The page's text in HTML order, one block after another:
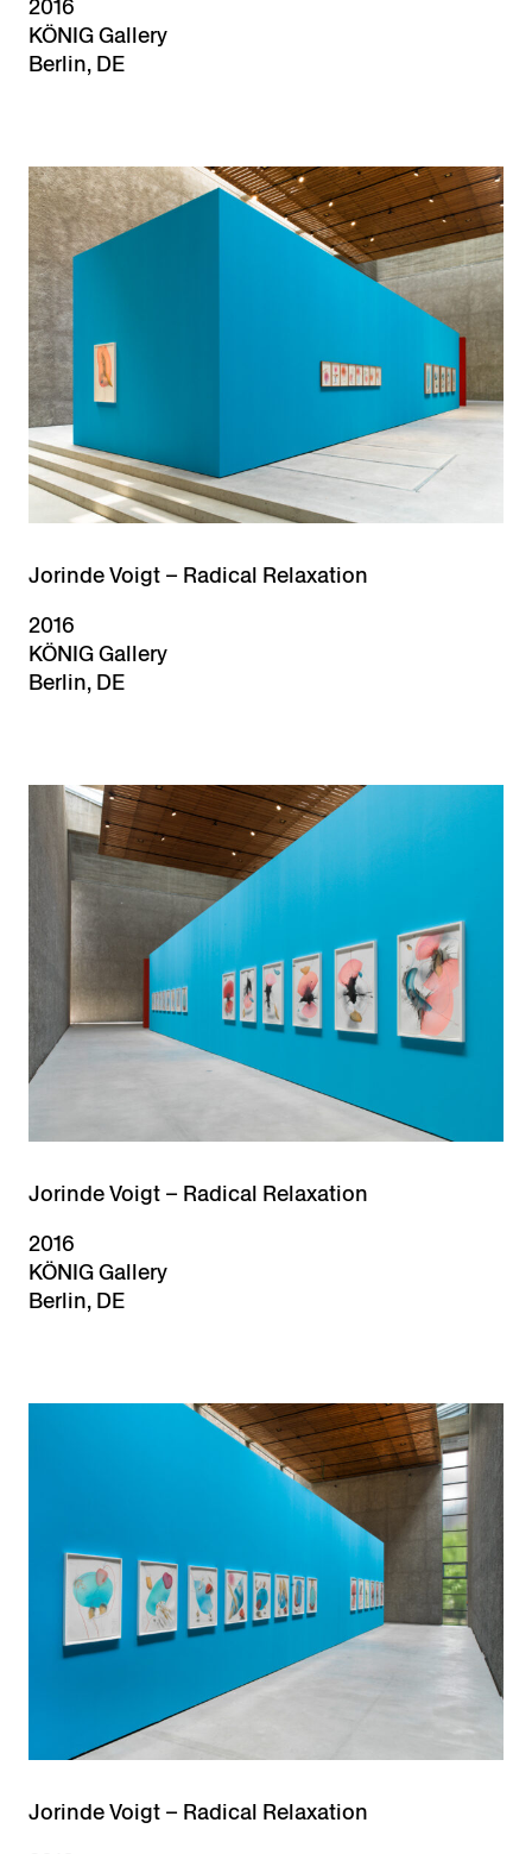
2016
KÖNIG Gallery
Berlin, DE
Jorinde Voigt – Radical Relaxation
2016
KÖNIG Gallery
Berlin, DE
Jorinde Voigt – Radical Relaxation
2016
KÖNIG Gallery
Berlin, DE
Jorinde Voigt – Radical Relaxation